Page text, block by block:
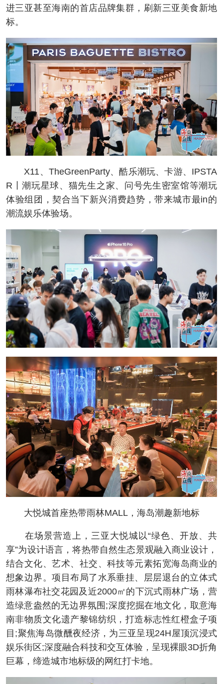
进三亚甚至海南的首店品牌集群，刷新三亚美食新地
标。
X11、TheGreenParty、酷乐潮玩、卡游、IPSTA
R丨潮玩星球、猫先生之家、问号先生密室馆等潮玩
体验组团，契合当下新兴消费趋势，带来城市最in的
潮流娱乐体验场。
大悦城首座热带雨林MALL，海岛潮趣新地标
在场景营造上，三亚大悦城以“绿色、开放、共
享”为设计语言，将热带自然生态景观融入商业设计，
结合文化、艺术、社交、科技等元素拓宽海岛商业的
想象边界。项目布局了水系垂挂、层层退台的立体式
雨林瀑布社交花园及近2000㎡的下沉式雨林广场，营
造绿意盎然的无边界氛围;深度挖掘在地文化，取意海
南非物质文化遗产黎锦纺织，打造标志性红橙盒子项
目;聚焦海岛微醺夜经济，为三亚呈现24H屋顶沉浸式
娱乐街区;深度融合科技和交互体验，呈现裸眼3D折角
巨幕，缔造城市地标级的网红打卡地。